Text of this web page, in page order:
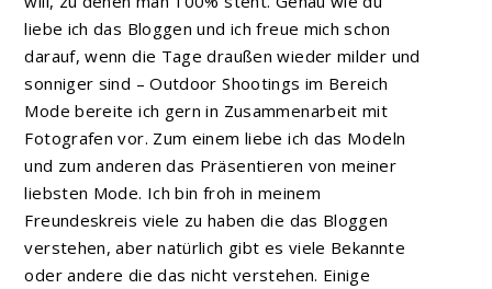
liebe ich das Bloggen und ich freue mich schon
darauf, wenn die Tage draußen wieder milder und
sonniger sind – Outdoor Shootings im Bereich
Mode bereite ich gern in Zusammenarbeit mit
Fotografen vor. Zum einem liebe ich das Modeln
und zum anderen das Präsentieren von meiner
liebsten Mode. Ich bin froh in meinem
Freundeskreis viele zu haben die das Bloggen
verstehen, aber natürlich gibt es viele Bekannte
oder andere die das nicht verstehen. Einige